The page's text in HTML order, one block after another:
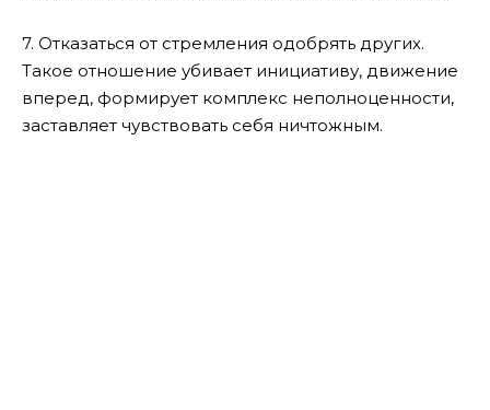
7. Отказаться от стремления одобрять других.
Такое отношение убивает инициативу, движение
вперед, формирует комплекс неполноценности,
заставляет чувствовать себя ничтожным.